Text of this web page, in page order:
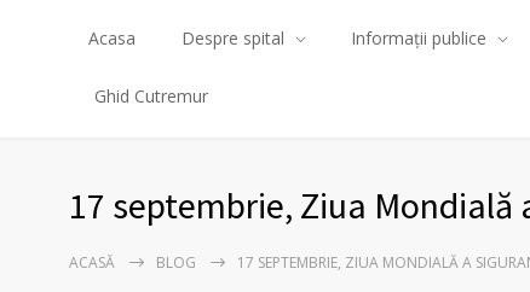
Acasa Despre spital Informații publice
Ghid Cutremur
17 septembrie, Ziua
ACASĂ BLOG 17 SEPTEMBRIE, ZIUA MONDIALĂ A